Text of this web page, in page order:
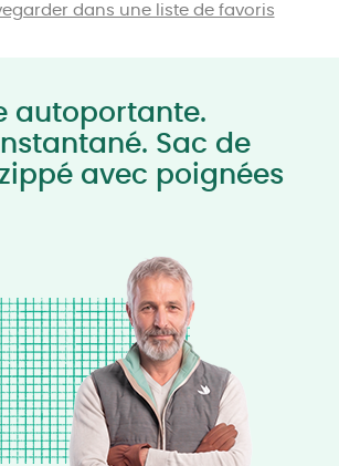
autoportante.
Sac de
avec poignées
dans une liste de favoris